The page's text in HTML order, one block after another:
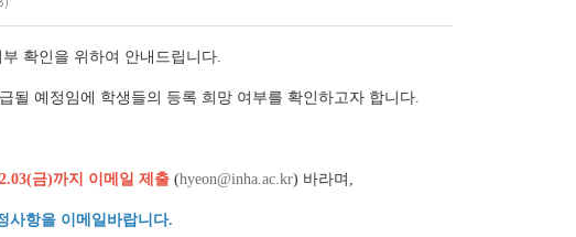
확인을 위하여 안내드립니다.
될 예정임에 학생들의 등록 희망 여부를 확인하고자 합니다.
금)까지 이메일 제출 (hyeon@inha.ac.kr) 바라며,
사항을 이메일바랍니다.